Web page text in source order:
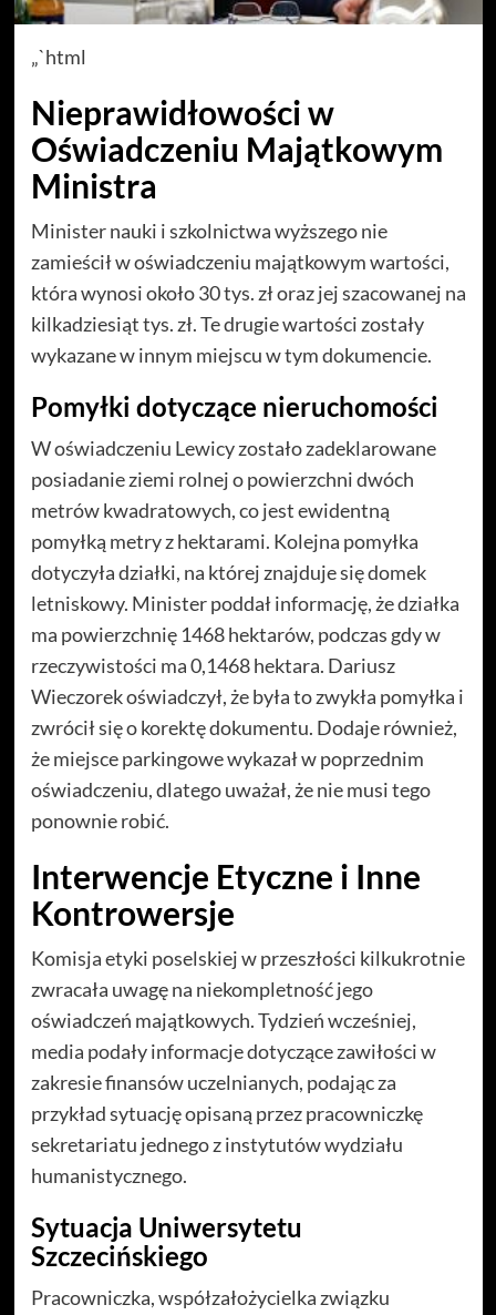
„`html
Nieprawidłowości w
Oświadczeniu Majątkowym
Ministra
Minister nauki i szkolnictwa wyższego nie
zamieścił w oświadczeniu majątkowym wartości,
która wynosi około 30 tys. zł oraz jej szacowanej na
kilkadziesiąt tys. zł. Te drugie wartości zostały
wykazane w innym miejscu w tym dokumencie.
Pomyłki dotyczące nieruchomości
W oświadczeniu Lewicy zostało zadeklarowane
posiadanie ziemi rolnej o powierzchni dwóch
metrów kwadratowych, co jest ewidentną
pomyłką metry z hektarami. Kolejna pomyłka
dotyczyła działki, na której znajduje się domek
letniskowy. Minister poddał informację, że działka
ma powierzchnię 1468 hektarów, podczas gdy w
rzeczywistości ma 0,1468 hektara. Dariusz
Wieczorek oświadczył, że była to zwykła pomyłka i
zwrócił się o korektę dokumentu. Dodaje również,
że miejsce parkingowe wykazał w poprzednim
oświadczeniu, dlatego uważał, że nie musi tego
ponownie robić.
Interwencje Etyczne i Inne
Kontrowersje
Komisja etyki poselskiej w przeszłości kilkukrotnie
zwracała uwagę na niekompletność jego
oświadczeń majątkowych. Tydzień wcześniej,
media podały informacje dotyczące zawiłości w
zakresie finansów uczelnianych, podając za
przykład sytuację opisaną przez pracowniczkę
sekretariatu jednego z instytutów wydziału
humanistycznego.
Sytuacja Uniwersytetu
Szczecińskiego
Pracowniczka, współzałożycielka związku